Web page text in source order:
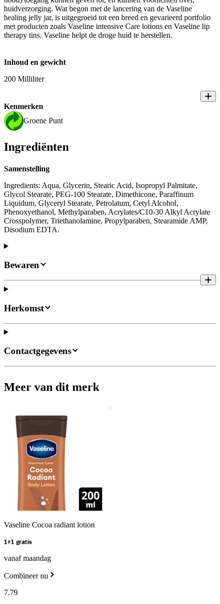
huidverzorging. Wat begon met de lancering van de Vaseline
healing jelly jar, is uitgegroeid tot een breed en gevarieerd portfolio
met producten zoals Vaseline intensive Care lotions en Vaseline lip
therapy tins. Vaseline helpt de droge huid te herstellen.
Inhoud en gewicht
200 Milliliter
Kenmerken
Groene Punt
Ingrediënten
Samenstelling
Ingredients: Aqua, Glycerin, Stearic Acid, Isopropyl Palmitate,
Glycol Stearate, PEG-100 Stearate, Dimethicone, Paraffinum
Liquidum, Glyceryl Stearate, Petrolatum, Cetyl Alcohol,
Phenoxyethanol, Methylparaben, Acrylates/C10-30 Alkyl Acrylate
Crosspolymer, Triethanolamine, Propylparaben, Stearamide AMP,
Disodium EDTA.
Bewaren
Herkomst
Contactgegevens
Meer van dit merk
Vaseline Cocoa radiant lotion
1+1 gratis
vanaf maandag
Combineer nu
7.79